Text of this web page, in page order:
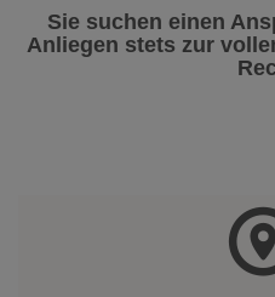
Sie suchen einen
Anliegen stets zur